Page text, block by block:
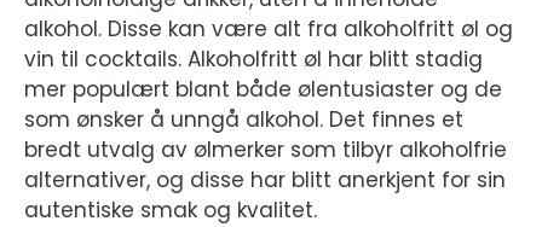
alkohol. Disse kan være alt fra alkoholfritt øl og
vin til cocktails. Alkoholfritt øl har blitt stadig
mer populært blant både ølentusiaster og de
som ønsker å unngå alkohol. Det finnes et
bredt utvalg av ølmerker som tilbyr alkoholfrie
alternativer, og disse har blitt anerkjent for sin
autentiske smak og kvalitet.